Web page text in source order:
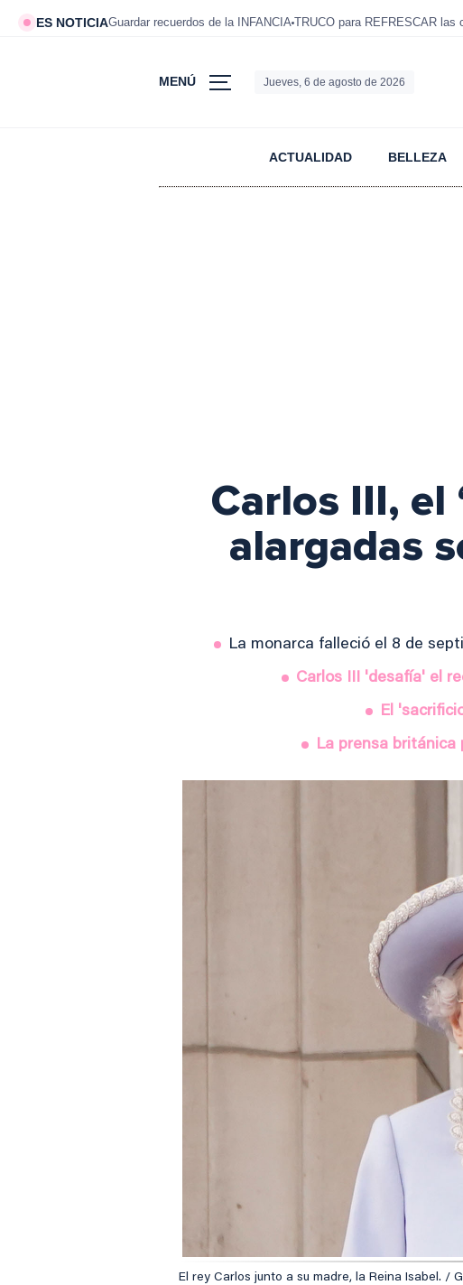
ES NOTICIAGuardar recuerdos de la INFANCIA TRUCO para REFRESCAR las
MENÚ Jueves, 6 de agosto de 2026
ACTUALIDAD BELLEZA
Carlos III, el
alargadas
La monarca falleció el 8 de
Carlos III 'desafía' el
El
La prensa británica
El rey Carlos junto a su madre, la Reina Isabel. /